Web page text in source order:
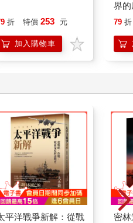
折 特價 253 元
加入購物車
界
79 折
平洋戰爭新解：從戰
密